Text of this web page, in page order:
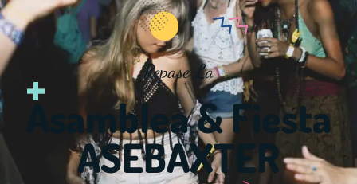
Repase La
Asamblea & Fiesta
ASEBAXTER